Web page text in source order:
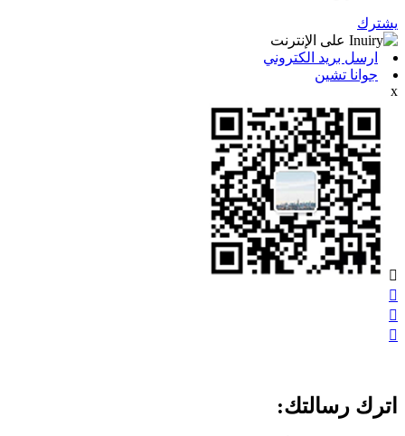
يشترك
ارسل بريد الكتروني
جوانا تشين
x




اترك رسالتك: